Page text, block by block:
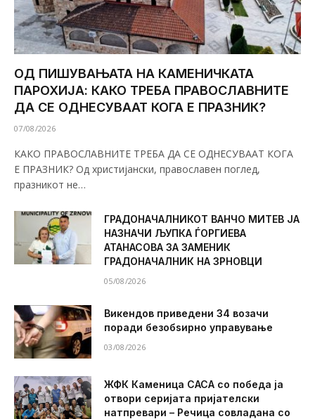
ОД ПИШУВАЊАТА НА КАМЕНИЧКАТА
ПАРОХИЈА: КАКО ТРЕБА ПРАВОСЛАВНИТЕ
ДА СЕ ОДНЕСУВААТ КОГА Е ПРАЗНИК?
07/08/2026
КАКО ПРАВОСЛАВНИТЕ ТРЕБА ДА СЕ ОДНЕСУВААТ КОГА
Е ПРАЗНИК? Од христијански, православен поглед,
празникот не…
ГРАДОНАЧАЛНИКОТ ВАНЧО МИТЕВ ЈА
НАЗНАЧИ ЉУПКА ЃОРГИЕВА
АТАНАСОВА ЗА ЗАМЕНИК
ГРАДОНАЧАЛНИК НА ЗРНОВЦИ
05/08/2026
Викендов приведени 34 возачи
поради безобѕирно управување
03/08/2026
ЖФК Каменица САСА со победа ја
отвори серијата пријателски
натпревари – Речица совладана со